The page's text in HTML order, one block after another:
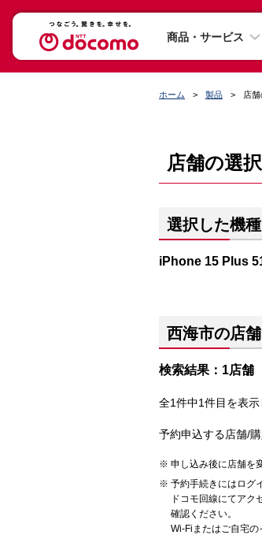
商品・サービス
ホーム 製品 店
店舗の選択
選択した機
iPhone 15 Plus
西海市の店
検索結果：1店舗
全1件中1件目を表
予約申込する店舗/
申し込み後に店舗を
予約手続きにはログ
ドコモ回線にてアク
確認ください。
Wi-Fiまたはご自宅